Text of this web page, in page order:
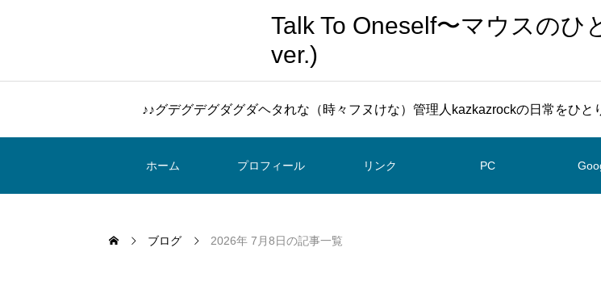
Talk To Oneself〜マウスのひ
ver.)
♪♪グデグデグダグダヘタれな（時々フヌけな）管理人kazkazrockの日常をひ
ホーム プロフィール リンク PC
ブログ 2026年 7月8日の記事一覧